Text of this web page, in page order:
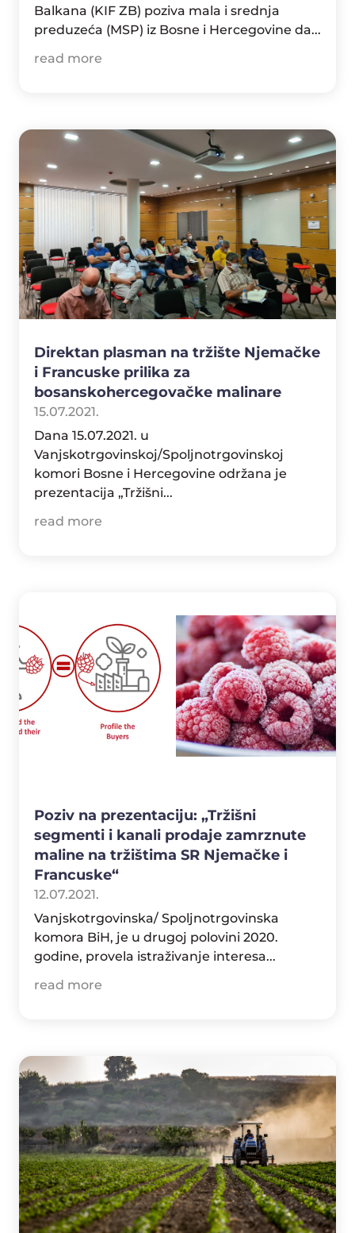
Balkana (KIF ZB) poziva mala i srednja
preduzeća (MSP) iz Bosne i Hercegovine da...
read more
Direktan plasman na tržište Njemačke
i Francuske prilika za
bosanskohercegovačke malinare
15.07.2021.
Dana 15.07.2021. u
Vanjskotrgovinskoj/Spoljnotrgovinskoj
komori Bosne i Hercegovine održana je
prezentacija „Tržišni...
read more
Poziv na prezentaciju: „Tržišni
segmenti i kanali prodaje zamrznute
maline na tržištima SR Njemačke i
Francuske“
12.07.2021.
Vanjskotrgovinska/ Spoljnotrgovinska
komora BiH, je u drugoj polovini 2020.
godine, provela istraživanje interesa...
read more